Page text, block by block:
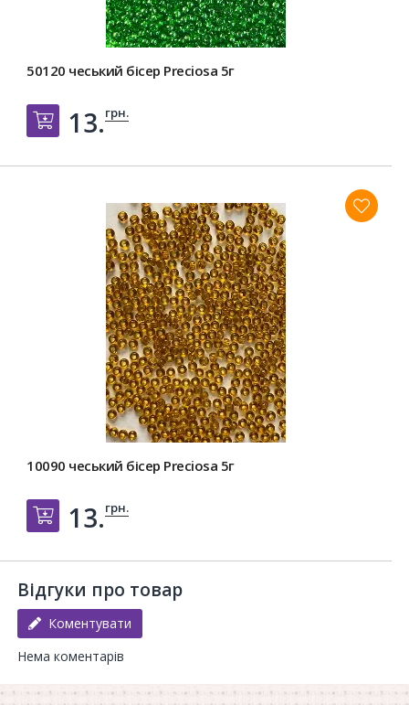
50120 чеський бісер Preciosa 5г
Добавить в корзину
13.грн.
10090 чеський бісер Preciosa 5г
Добавить в корзину
13.грн.
Відгуки про товар
Коментувати
Нема коментарів